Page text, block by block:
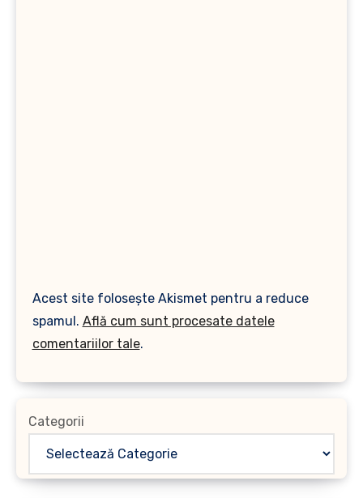
Acest site folosește Akismet pentru a reduce
spamul. Află cum sunt procesate datele
comentariilor tale.
Categorii